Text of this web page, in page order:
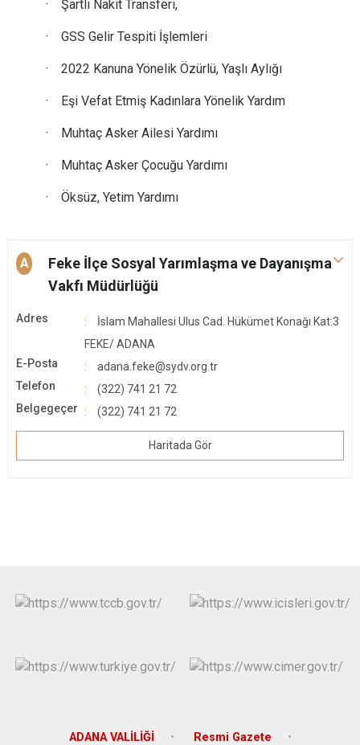
· Şartlı Nakit Transferi,
· GSS Gelir Tespiti İşlemleri
· 2022 Kanuna Yönelik Özürlü, Yaşlı Aylığı
· Eşi Vefat Etmiş Kadınlara Yönelik Yardım
· Muhtaç Asker Ailesi Yardımı
· Muhtaç Asker Çocuğu Yardımı
· Öksüz, Yetim Yardımı
A
Feke İlçe Sosyal Yarımlaşma ve Dayanışma
Vakfı Müdürlüğü
Adres
İslam Mahallesi Ulus Cad. Hükümet Konağı Kat:3
FEKE/ ADANA
E-Posta
adana.feke@sydv.org.tr
Telefon
(322) 741 21 72
Belgegeçer
(322) 741 21 72
Haritada Gör
ADANA VALİLİĞİ Resmi Gazete